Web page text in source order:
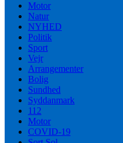
Motor
Natur
NYHED
Politik
Sport
Vejr
Arrangementer
Bolig
Sundhed
Syddanmark
112
Motor
COVID-19